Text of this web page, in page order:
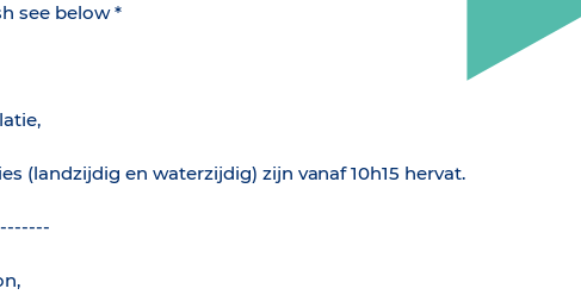
see below *
(landzijdig en waterzijdig) zijn vanaf 10h15 hervat.